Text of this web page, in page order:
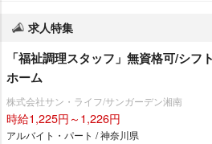
求人特集
「福祉調理スタッフ」無資格可/シフ
ホーム
株式会社サン・ライフ/サンガーデン湘南
時給1,225円～1,226円
アルバイト・パート / 神奈川県